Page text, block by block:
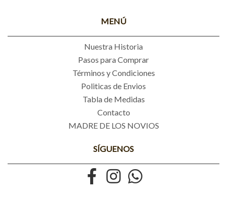
MENÚ
Nuestra Historia
Pasos para Comprar
Términos y Condiciones
Politicas de Envios
Tabla de Medidas
Contacto
MADRE DE LOS NOVIOS
SÍGUENOS